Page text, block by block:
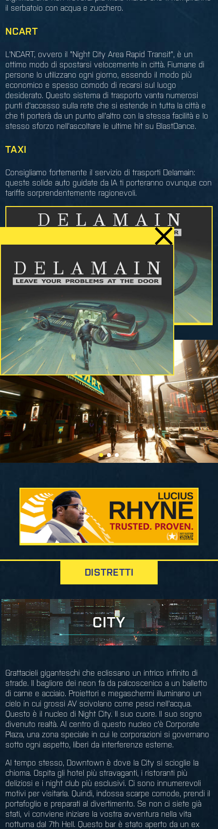
il serbatoio con acqua e zucchero.
NCART
L'NCART, ovvero il "Night City Area Rapid Transit", è un
ottimo modo di spostarsi velocemente in città. Fiumane di
persone lo utilizzano ogni giorno, essendo il modo più
economico e spesso comodo di recarsi sul luogo
desiderato. Questo sistema di trasporto vanta numerosi
punti d'accesso sulla rete che si estende in tutta la città e
che ti porterà da un punto all'altro con la stessa facilità e lo
stesso sforzo nell'ascoltare le ultime hit su BlastDance.
TAXI
Consigliamo fortemente il servizio di trasporti Delamain:
queste solide auto guidate da IA ti porteranno ovunque con
tariffe sorprendentemente ragionevoli.
DISTRETTI
CITY
Grattacieli giganteschi che eclissano un intrico infinito di
strade. Il bagliore dei neon fa da palcoscenico a un balletto
di carne e acciaio. Proiettori e megaschermi illuminano un
cielo in cui grossi AV scivolano come pesci nell'acqua.
Questo è il nucleo di Night City. Il suo cuore. Il suo sogno
divenuto realtà. Al centro di questo nucleo c'è Corporate
Plaza, una zona speciale in cui le corporazioni si governano
sotto ogni aspetto, liberi da interferenze esterne.
Al tempo stesso, Downtown è dove la City si scioglie la
chioma. Ospita gli hotel più stravaganti, i ristoranti più
deliziosi e i night club più esclusivi. Ci sono innumerevoli
motivi per visitarla. Quindi, indossa scarpe comode, prendi il
portafoglio e preparati al divertimento. Se non ci siete già
stati, vi conviene iniziare la vostra avventura nella vita
notturna dal 7th Hell. Questo bar è stato aperto da un ex